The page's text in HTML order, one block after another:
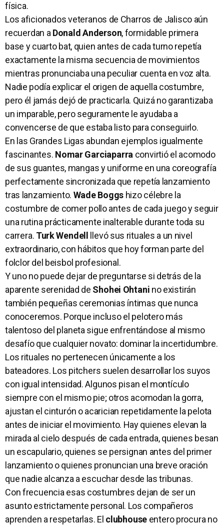
física.
Los aficionados veteranos de Charros de Jalisco aún
recuerdan aDonald Anderson, formidable primera
base y cuarto bat, quien antes de cada turno repetía
exactamente la misma secuencia de movimientos
mientras pronunciaba una peculiar cuenta en voz alta.
Nadie podía explicar el origen de aquella costumbre,
pero él jamás dejó de practicarla. Quizá no garantizaba
un imparable, pero seguramente le ayudaba a
convencerse de que estaba listo para conseguirlo.
En las Grandes Ligas abundan ejemplos igualmente
fascinantes. Nomar Garciaparra convirtió el acomodo
de sus guantes, mangas y uniforme en una coreografía
perfectamente sincronizada que repetía lanzamiento
tras lanzamiento. Wade Boggs hizo célebre la
costumbre de comer pollo antes de cada juego y seguir
una rutina prácticamente inalterable durante toda su
carrera. Turk Wendell
llevó sus rituales a un nivel
extraordinario, con hábitos que hoy forman parte del
folclor del beisbol profesional.
Y uno no puede dejar de preguntarse si detrás de la
aparente serenidad de Shohei Ohtani no existirán
también pequeñas ceremonias íntimas que nunca
conoceremos. Porque incluso el pelotero más
talentoso del planeta sigue enfrentándose al mismo
desafío que cualquier novato: dominar la incertidumbre.
Los rituales no pertenecen únicamente a los
bateadores. Los pitchers suelen desarrollar los suyos
con igual intensidad. Algunos pisan el montículo
siempre con el mismo pie; otros acomodan la gorra,
ajustan el cinturón o acarician repetidamente la pelota
antes de iniciar el movimiento. Hay quienes elevan la
mirada al cielo después de cada entrada, quienes besan
un escapulario, quienes se persignan antes del primer
lanzamiento o quienes pronuncian una breve oración
que nadie alcanza a escuchar desde las tribunas.
Con frecuencia esas costumbres dejan de ser un
asunto estrictamente personal. Los compañeros
aprenden a respetarlas. El clubhouse entero procura no